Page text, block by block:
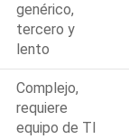
genérico,
tercero y
lento
Complejo,
requiere
equipo de TI